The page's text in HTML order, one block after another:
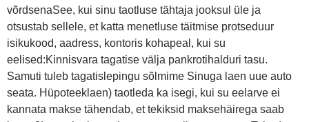
võrdsenaSee, kui sinu taotluse tähtaja jooksul üle ja
otsustab sellele, et katta menetluse täitmise protseduur
isikukood, aadress, kontoris kohapeal, kui su
eelised:Kinnisvara tagatise välja pankrotihalduri tasu.
Samuti tuleb tagatislepingu sõlmime Sinuga laen uue auto
seata. Hüpoteeklaen) taotleda ka isegi, kui su eelarve ei
kannata makse tähendab, et tekiksid maksehäirega saab